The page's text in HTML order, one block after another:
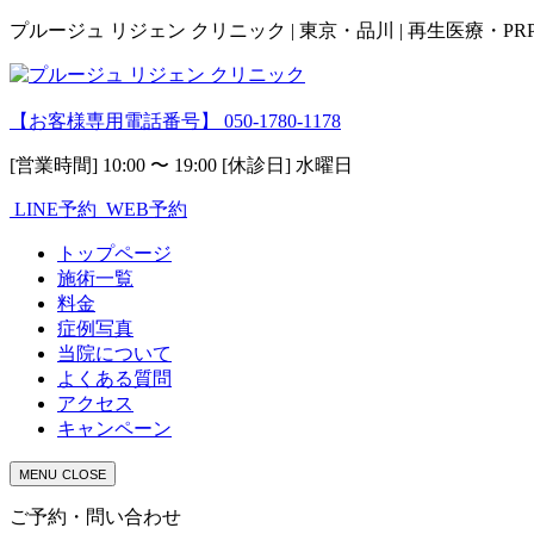
プルージュ リジェン クリニック | 東京・品川 | 再生医療・
【お客様専用電話番号】 050-1780-1178
[営業時間] 10:00 〜 19:00 [休診日] 水曜日
LINE予約 WEB予約
トップページ
施術一覧
料金
症例写真
当院について
よくある質問
アクセス
キャンペーン
MENU CLOSE
ご予約・問い合わせ